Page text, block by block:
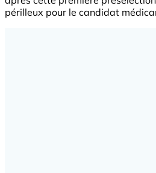
périlleux pour le candidat